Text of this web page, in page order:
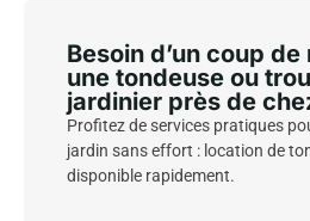
Besoin d’un coup de
une tondeuse ou
jardinier près de
Profitez de services pratiques
jardin sans effort : location de
disponible rapidement.